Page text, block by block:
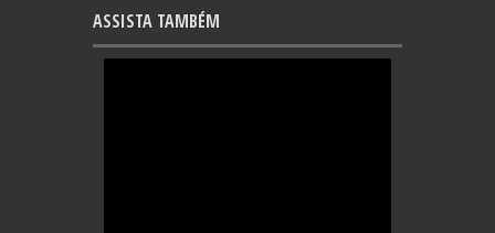
ASSISTA TAMBÉM